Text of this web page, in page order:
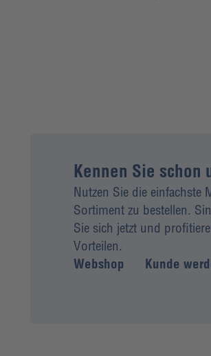
Kennen Sie schon
Nutzen Sie die einfachste
Sortiment zu bestellen.
Sie sich jetzt und
Vorteilen.
Webshop
Kunde